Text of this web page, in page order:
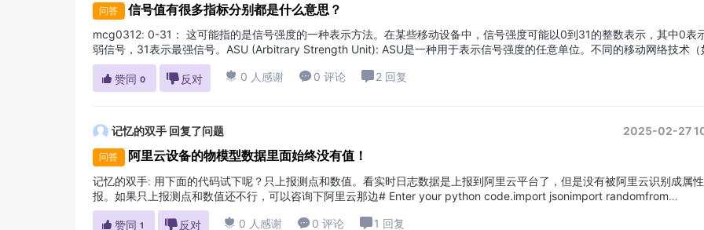
问答 信号值有很多指标分别都是什么意思？
mcg0312: 0-31： 这可能指的是信号强度的一种表示方法。在某些移动设备中，信号强度可能以0到31的整数表示，其中0表
弱信号，31表示最强信号。ASU (Arbitrary Strength Unit): ASU是一种用于表示信号强度的任意单位。不同的移动网络技术（
GSM、UMTS、LTE）可能有不同的...
 赞同 0  反对  0 人感谢  0 评论 2 回复
记忆的双手 回复了问题 2025-02-27
问答 阿里云设备的物模型数据里面始终没有值！
记忆的双手: 用下面的代码试下呢？只上报测点和数值。看实时日志数据是上报到阿里云平台了，但是没有被阿里云识别成属
报。如果只上报测点和数值还不行，可以咨询下阿里云那边# Enter your python code.import jsonimport randomfrom
common.Logger impor...
 赞同 1  反对  0 人感谢  0 评论 1 回复